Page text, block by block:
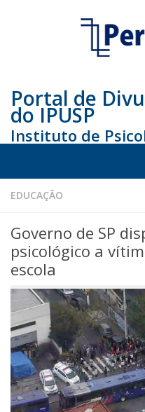
Portal de
do IPUSP
Instituto de
Home
Educação
Arte e Cultura
Bio
Saúde
Seções
Mural do IP
Perfil
EDUCAÇÃO
Governo de SP
psicológico a
escola